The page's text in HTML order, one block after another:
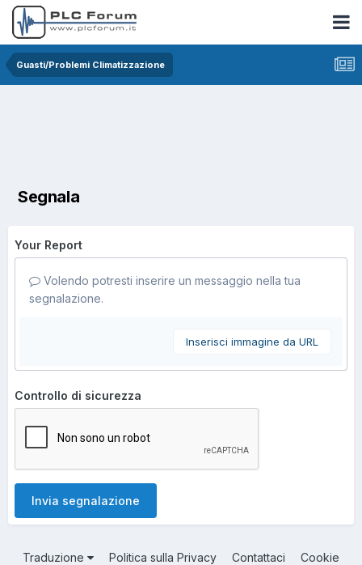
Guasti/Problemi Climatizzazione
Segnala
Your Report
Volendo potresti inserire un messaggio nella tua
segnalazione.
Inserisci immagine da URL
Controllo di sicurezza
Invia segnalazione
Traduzione Politica sulla Privacy Contattaci Cookie